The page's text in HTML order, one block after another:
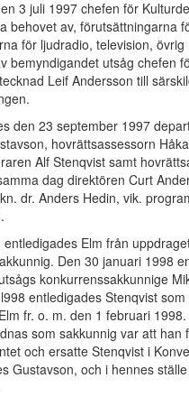
3 juli 1997 chefen för
behovet av, förutsättningarna
för ljudradio, television,
bemyndigandet utsåg chefen
Leif Andersson till
den 23 september 1997
hovrättsassessorn
Alf Stenqvist samt
dag direktören Curt
dr. Anders Hedin, vik.
Elm från
Den 30 januari 1998
konkurrenssakkunnige
entledigades Stenqvist
fr. o. m. den 1 februari
som sakkunnig var att han
och ersatte Stenqvist i
Gustavson, och i hennes